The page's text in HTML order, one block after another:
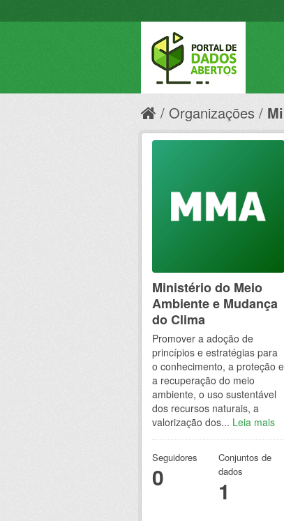
Organizações
Ministério do Meio
Ambiente e Mudança
do Clima
Promover a adoção de
princípios e estratégias para
o conhecimento, a proteção e
a recuperação do meio
ambiente, o uso sustentável
dos recursos naturais, a
valorização dos... Leia mais
Seguidores
0
Conjuntos de
dados
1